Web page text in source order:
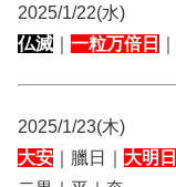
2025/1/22(水)
仏滅
一粒万倍日
2025/1/23(木)
大安 ｜臘日｜ 大明日